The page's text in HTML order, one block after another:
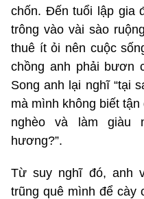
chốn. Đến tuổi lập gia
trông vào vài sào
thuê ít ỏi nên cuộc
chồng anh phải bươn
Song anh lại nghĩ “tại
mà mình không biết
nghèo và làm giàu
hương?”.
Từ suy nghĩ đó, anh
trũng quê mình để cày